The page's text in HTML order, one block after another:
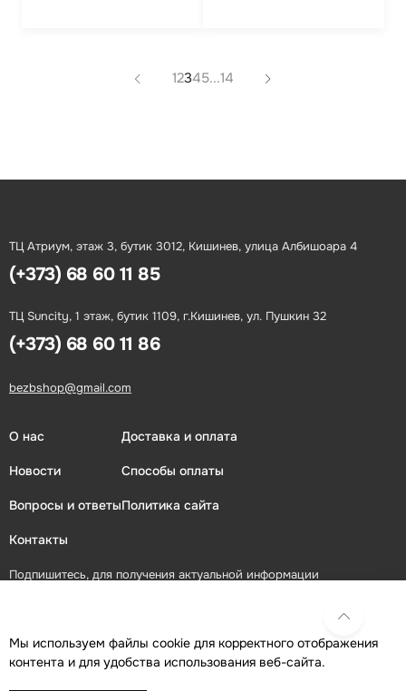
12345...14
ТЦ Атриум, этаж 3, бутик 3012, Кишинев, улица Албишоара 4
(+373) 68 60 11 85
ТЦ Suncity, 1 этаж, бутик 1109, г.Кишинев, ул. Пушкин 32
(+373) 68 60 11 86
bezbshop@gmail.com
О нас
Новости
Вопросы и ответы
Контакты
Доставка и оплата
Способы оплаты
Политика сайта
Подпишитесь, для получения актуальной информации
ПОДПИСАТЬСЯ
Присоединяйтесь в социальных сетях
Мы используем файлы cookie для корректного отображения
контента и для удобства использования веб-сайта.